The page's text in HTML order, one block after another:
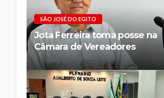
SÃO JOSÉ DO EGITO
Jota Ferreira toma posse na
Câmara de Vereadores